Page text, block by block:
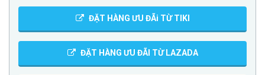
ĐẶT HÀNG ƯU ĐÃi TỪ TIKI
ĐẶT HÀNG ƯU ĐÃI TỪ LAZADA